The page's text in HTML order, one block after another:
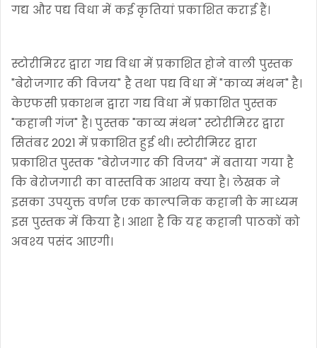
गद्य और पद्य विधा में कई कृतियां प्रकाशित कराई हैं।
स्टोरीमिरर द्वारा गद्य विधा में प्रकाशित होने वाली पुस्तक
"बेरोजगार की विजय" है तथा पद्य विधा में "काव्य मंथन" है।
केएफसी प्रकाशन द्वारा गद्य विधा में प्रकाशित पुस्तक
"कहानी गंज" है। पुस्तक "काव्य मंथन" स्टोरीमिरर द्वारा
सितंबर 2021 में प्रकाशित हुई थी। स्टोरीमिरर द्वारा
प्रकाशित पुस्तक "बेरोजगार की विजय" में बताया गया है
कि बेरोजगारी का वास्तविक आशय क्या है। लेखक ने
इसका उपयुक्त वर्णन एक काल्पनिक कहानी के माध्यम
इस पुस्तक में किया है। आशा है कि यह कहानी पाठकों को
अवश्य पसंद आएगी।